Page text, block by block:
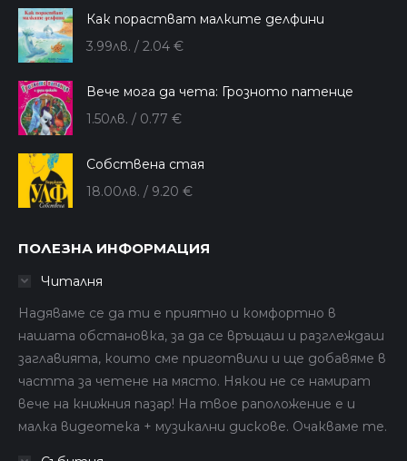
Как порастват малките делфини
3.99лв. / 2.04 €
Вече мога да чета: Грозното патенце
1.50лв. / 0.77 €
Собствена стая
18.00лв. / 9.20 €
ПОЛЕЗНА ИНФОРМАЦИЯ
Читалня
Надяваме се да ти е приятно и комфортно в
нашата обстановка, за да се връщаш и разглеждаш
заглавията, които сме приготвили и ще добавяме в
частта за четене на място. Някои не се намират
вече на книжния пазар! На твое раположение е и
малка видеотека + музикални дискове. Очакваме те.